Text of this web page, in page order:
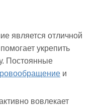
является отличной
укрепить
Постоянные
и
вовлекает